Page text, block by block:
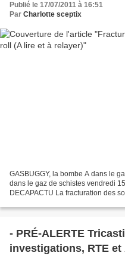
Publié le 17/07/2011 à 16:51
Par Charlotte sceptix
GASBUGGY, la bombe A dans le
dans le gaz de schistes vendredi
DECAPACTU La fracturation des
- PRÉ-ALERTE
investigations, RTE et